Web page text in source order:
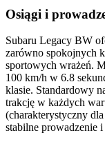
Osiągi i
Subaru Legacy BW
zarówno spokojnych
sportowych wrażeń.
100 km/h w 6.8
klasie. Standardowy
trakcję w każdych
(charakterystyczny
stabilne prowadzenie